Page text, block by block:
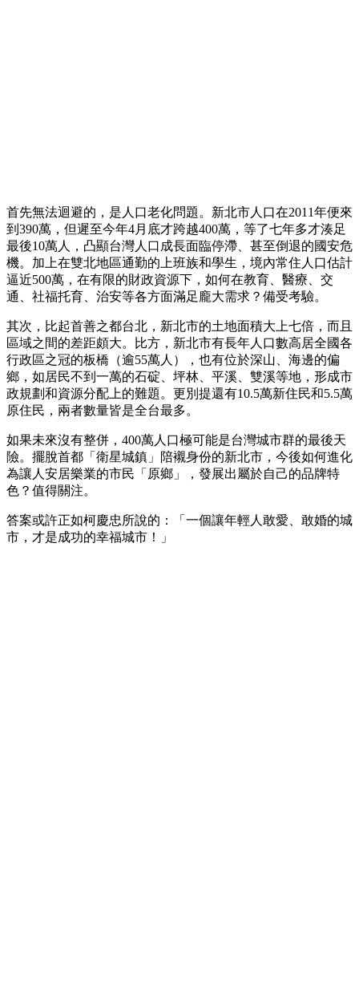
首先無法迴避的，是人口老化問題。新北市人口在2011年便來
到390萬，但遲至今年4月底才跨越400萬，等了七年多才湊足
最後10萬人，凸顯台灣人口成長面臨停滯、甚至倒退的國安危
機。加上在雙北地區通勤的上班族和學生，境內常住人口估計
逼近500萬，在有限的財政資源下，如何在教育、醫療、交
通、社福托育、治安等各方面滿足龐大需求？備受考驗。
其次，比起首善之都台北，新北市的土地面積大上七倍，而且
區域之間的差距頗大。比方，新北市有長年人口數高居全國各
行政區之冠的板橋（逾55萬人），也有位於深山、海邊的偏
鄉，如居民不到一萬的石碇、坪林、平溪、雙溪等地，形成市
政規劃和資源分配上的難題。更別提還有10.5萬新住民和5.5萬
原住民，兩者數量皆是全台最多。
如果未來沒有整併，400萬人口極可能是台灣城市群的最後天
險。擺脫首都「衛星城鎮」陪襯身份的新北市，今後如何進化
為讓人安居樂業的市民「原鄉」，發展出屬於自己的品牌特
色？值得關注。
答案或許正如柯慶忠所說的：「一個讓年輕人敢愛、敢婚的城
市，才是成功的幸福城市！」